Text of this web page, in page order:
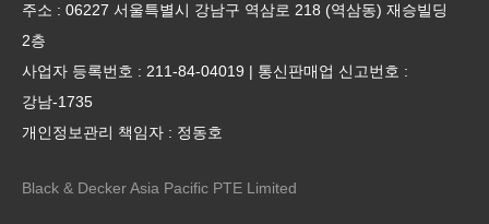
주소 : 06227 서울특별시 강남구 역삼로 218 (역삼동) 재승빌딩
2층
사업자 등록번호 : 211-84-04019 | 통신판매업 신고번호 :
강남-1735
개인정보관리 책임자 : 정동호
Black & Decker Asia Pacific PTE Limited